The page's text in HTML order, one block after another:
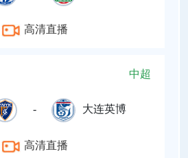
高清直播
中超
- 大连英博
高清直播